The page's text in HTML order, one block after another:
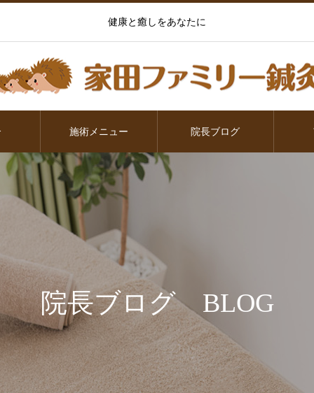
健康と癒しをあなたに
施術メニュー 院長ブログ
院長ブログ BLOG